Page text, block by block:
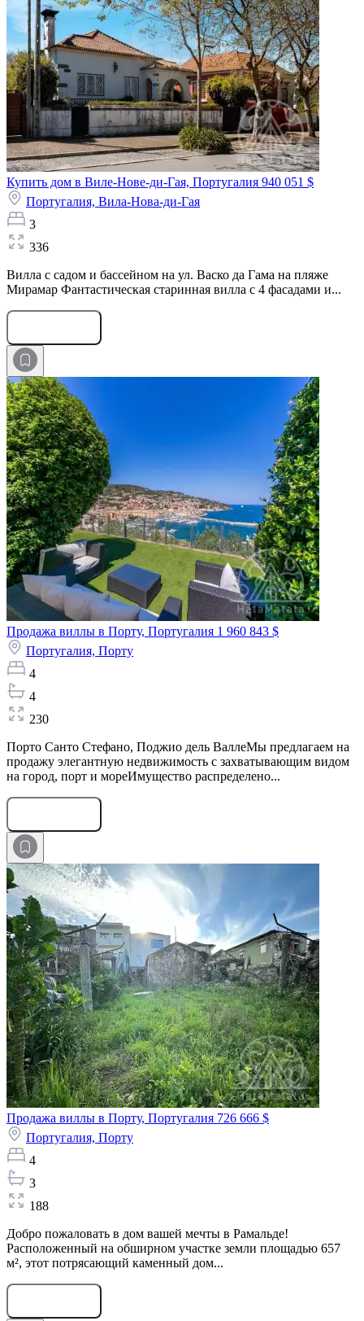
Купить дом в Виле-Нове-ди-Гая, Португалия 940 051 $
Португалия, Вила-Нова-ди-Гая
3
336
Вилла с садом и бассейном на ул. Васко да Гама на пляже
Мирамар Фантастическая старинная вилла с 4 фасадами и...
Продажа виллы в Порту, Португалия 1 960 843 $
Португалия, Порту
4
4
230
Порто Санто Стефано, Поджио дель ВаллеМы предлагаем на
продажу элегантную недвижимость с захватывающим видом
на город, порт и мореИмущество распределено...
Продажа виллы в Порту, Португалия 726 666 $
Португалия, Порту
4
3
188
Добро пожаловать в дом вашей мечты в Рамальде!
Расположенный на обширном участке земли площадью 657
м², этот потрясающий каменный дом...